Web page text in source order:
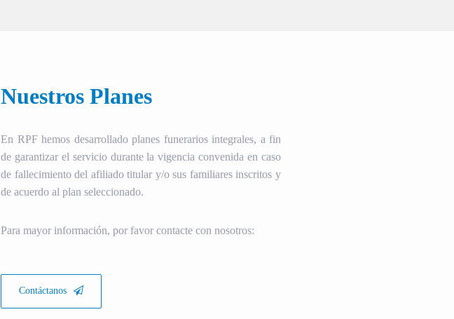
Nuestros Planes
En RPF hemos desarrollado planes funerarios integrales, a fin
de garantizar el servicio durante la vigencia convenida en caso
de fallecimiento del afiliado titular y/o sus familiares inscritos y
de acuerdo al plan seleccionado.
Para mayor información, por favor contacte con nosotros:
Contáctanos